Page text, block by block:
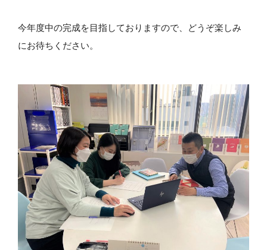
今年度中の完成を目指しておりますので、どうぞ楽しみ
にお待ちください。